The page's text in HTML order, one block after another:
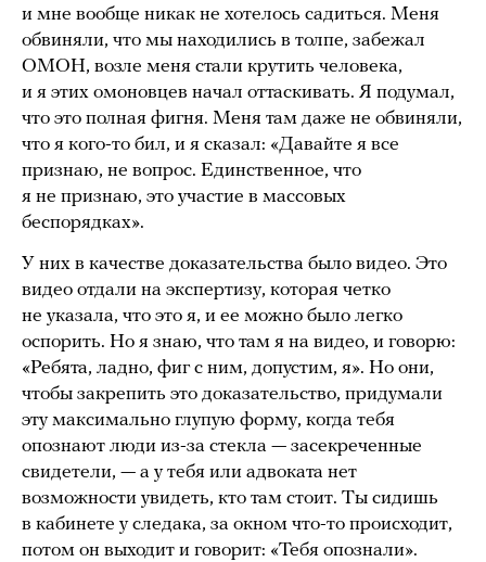
и мне вообще никак не хотелось садиться. Меня
обвиняли, что мы находились в толпе, забежал
ОМОН, возле меня стали крутить человека,
и я этих омоновцев начал оттаскивать. Я подумал,
что это полная фигня. Меня там даже не обвиняли,
что я кого-то бил, и я сказал: «Давайте я все
признаю, не вопрос. Единственное, что
я не признаю, это участие в массовых
беспорядках».
У них в качестве доказательства было видео. Это
видео отдали на экспертизу, которая четко
не указала, что это я, и ее можно было легко
оспорить. Но я знаю, что там я на видео, и говорю:
«Ребята, ладно, фиг с ним, допустим, я». Но они,
чтобы закрепить это доказательство, придумали
эту максимально глупую форму, когда тебя
опознают люди из-за стекла — засекреченные
свидетели, — а у тебя или адвоката нет
возможности увидеть, кто там стоит. Ты сидишь
в кабинете у следака, за окном что-то происходит,
потом он выходит и говорит: «Тебя опознали».